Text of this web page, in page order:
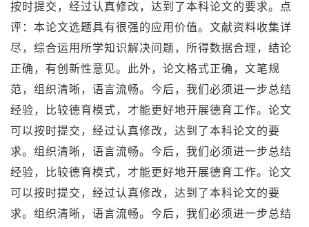
按时提交，经过认真修改，达到了本科论文的要求。点
评：本论文选题具有很强的应用价值。文献资料收集详
尽，综合运用所学知识解决问题，所得数据合理，结论
正确，有创新性意见。此外，论文格式正确，文笔规
范，组织清晰，语言流畅。今后，我们必须进一步总结
经验，比较德育模式，才能更好地开展德育工作。论文
可以按时提交，经过认真修改，达到了本科论文的要
求。组织清晰，语言流畅。今后，我们必须进一步总结
经验，比较德育模式，才能更好地开展德育工作。论文
可以按时提交，经过认真修改，达到了本科论文的要
求。组织清晰，语言流畅。今后，我们必须进一步总结